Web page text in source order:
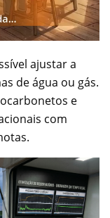
ajustar a
de água ou gás.
e
com